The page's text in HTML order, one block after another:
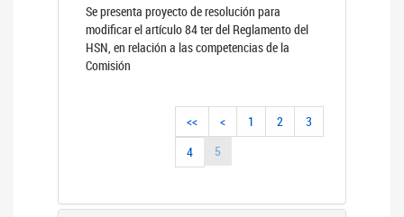
Se presenta proyecto de resolución para
modificar el artículo 84 ter del Reglamento del
HSN, en relación a las competencias de la
Comisión
<< < 1 2
3
4
5